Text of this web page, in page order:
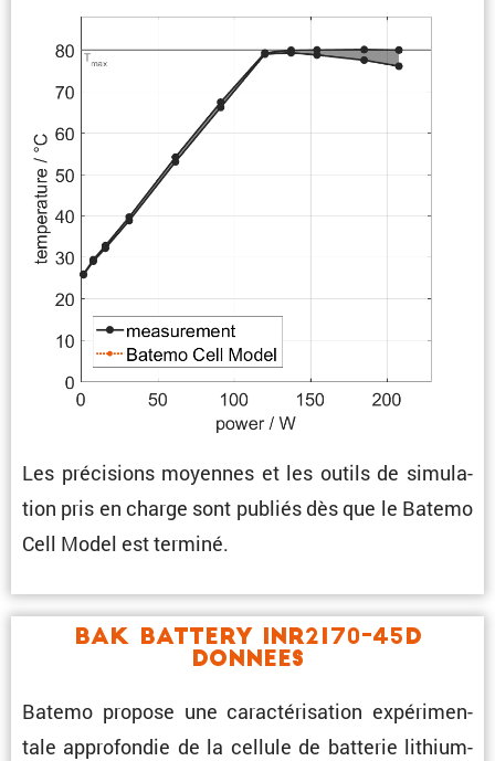
Les préci­sions moyennes et les outils de simula­
tion pris en charge sont publiés dès que le Batemo
Cell Model est terminé.
BAK Battery INR2170-45D
Donnees
Batemo propose une carac­té­ri­sa­tion expéri­men­
tale appro­fondie de la cellule de batterie lithium-